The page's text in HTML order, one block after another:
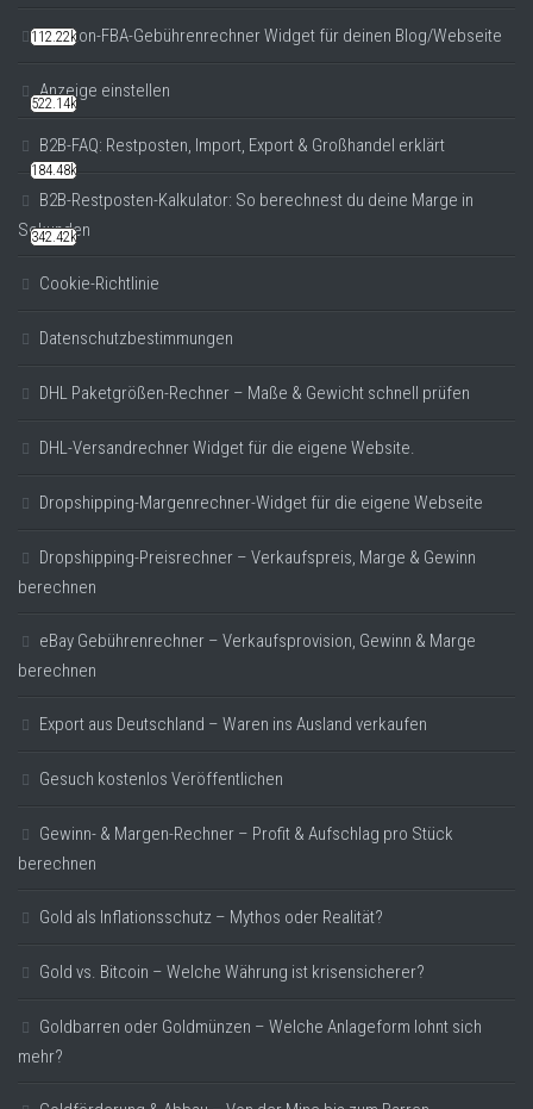
Amazon-FBA-Gebührenrechner Widget für deinen Blog/Webseite
Anzeige einstellen
B2B-FAQ: Restposten, Import, Export & Großhandel erklärt
B2B-Restposten-Kalkulator: So berechnest du deine Marge in
Sekunden
Cookie-Richtlinie
Datenschutzbestimmungen
DHL Paketgrößen-Rechner – Maße & Gewicht schnell prüfen
DHL-Versandrechner Widget für die eigene Website.
Dropshipping-Margenrechner-Widget für die eigene Webseite
Dropshipping-Preisrechner – Verkaufspreis, Marge & Gewinn
berechnen
eBay Gebührenrechner – Verkaufsprovision, Gewinn & Marge
berechnen
Export aus Deutschland – Waren ins Ausland verkaufen
Gesuch kostenlos Veröffentlichen
Gewinn- & Margen-Rechner – Profit & Aufschlag pro Stück
berechnen
Gold als Inflationsschutz – Mythos oder Realität?
Gold vs. Bitcoin – Welche Währung ist krisensicherer?
Goldbarren oder Goldmünzen – Welche Anlageform lohnt sich
mehr?
112.22k
522.14k
184.48k
342.42k